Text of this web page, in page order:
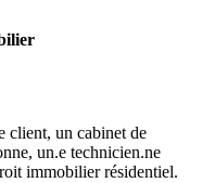
client, un cabinet de
un.e technicien.ne
immobilier résidentiel.